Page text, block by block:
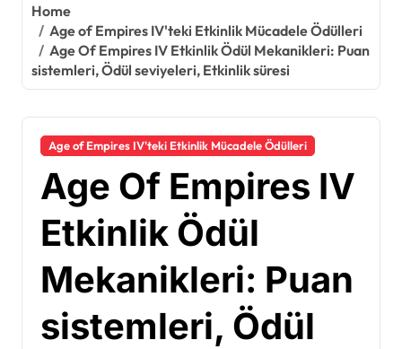
Home
Age of Empires IV'teki Etkinlik Mücadele Ödülleri
Age Of Empires IV Etkinlik Ödül Mekanikleri: Puan
sistemleri, Ödül seviyeleri, Etkinlik süresi
Age of Empires IV'teki Etkinlik Mücadele Ödülleri
Age Of Empires IV
Etkinlik Ödül
Mekanikleri: Puan
sistemleri, Ödül